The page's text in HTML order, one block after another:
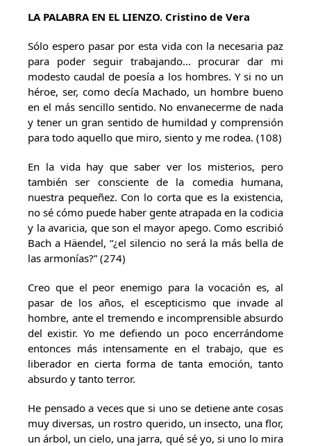
LA PALABRA EN EL LIENZO. Cristino de Vera
Sólo espero pasar por esta vida con la necesaria paz
para poder seguir trabajando… procurar dar mi
modesto caudal de poesía a los hombres. Y si no un
héroe, ser, como decía Machado, un hombre bueno
en el más sencillo sentido. No envanecerme de nada
y tener un gran sentido de humildad y comprensión
para todo aquello que miro, siento y me rodea. (108)
En la vida hay que saber ver los misterios, pero
también ser consciente de la comedia humana,
nuestra pequeñez. Con lo corta que es la existencia,
no sé cómo puede haber gente atrapada en la codicia
y la avaricia, que son el mayor apego. Como escribió
Bach a Häendel, “¿el silencio no será la más bella de
las armonías?” (274)
Creo que el peor enemigo para la vocación es, al
pasar de los años, el escepticismo que invade al
hombre, ante el tremendo e incomprensible absurdo
del existir. Yo me defiendo un poco encerrándome
entonces más intensamente en el trabajo, que es
liberador en cierta forma de tanta emoción, tanto
absurdo y tanto terror.
He pensado a veces que si uno se detiene ante cosas
muy diversas, un rostro querido, un insecto, una flor,
un árbol, un cielo, una jarra, qué sé yo, si uno lo mira